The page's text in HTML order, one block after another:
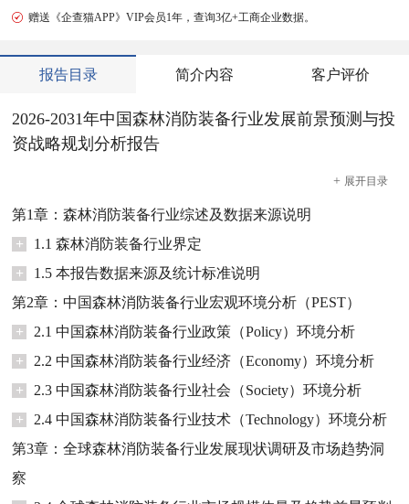
赠送《企查猫APP》VIP会员1年，查询3亿+工商企业数据。
报告目录 简介内容 客户评价
2026-2031年中国森林消防装备行业发展前景预测与投
资战略规划分析报告
+ 展开目录
第1章：森林消防装备行业综述及数据来源说明
+
1.1 森林消防装备行业界定
+
1.5 本报告数据来源及统计标准说明
第2章：中国森林消防装备行业宏观环境分析（PEST）
+
2.1 中国森林消防装备行业政策（Policy）环境分析
+
2.2 中国森林消防装备行业经济（Economy）环境分析
+
2.3 中国森林消防装备行业社会（Society）环境分析
+
2.4 中国森林消防装备行业技术（Technology）环境分析
第3章：全球森林消防装备行业发展现状调研及市场趋势洞
察